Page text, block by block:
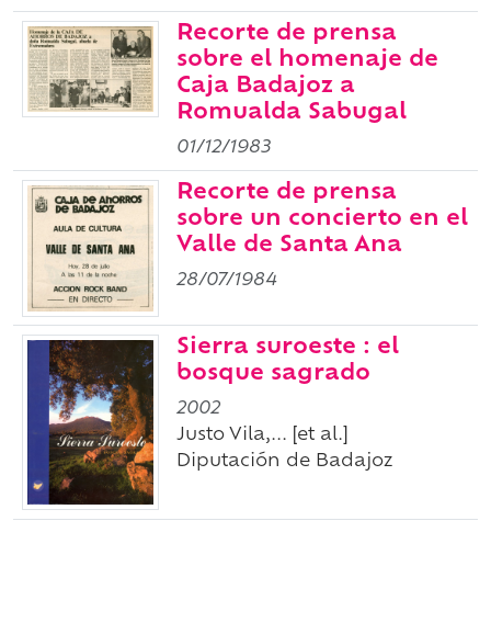
Recorte de prensa
sobre el homenaje de
Caja Badajoz a
Romualda Sabugal
01/12/1983
Recorte de prensa
sobre un concierto en el
Valle de Santa Ana
28/07/1984
Sierra suroeste : el
bosque sagrado
2002
Justo Vila,... [et al.]
Diputación de Badajoz